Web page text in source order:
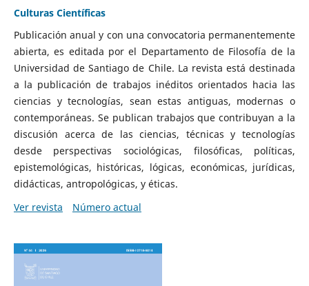
Culturas Científicas
Publicación anual y con una convocatoria permanentemente
abierta, es editada por el Departamento de Filosofía de la
Universidad de Santiago de Chile. La revista está destinada
a la publicación de trabajos inéditos orientados hacia las
ciencias y tecnologías, sean estas antiguas, modernas o
contemporáneas. Se publican trabajos que contribuyan a la
discusión acerca de las ciencias, técnicas y tecnologías
desde perspectivas sociológicas, filosóficas, políticas,
epistemológicas, históricas, lógicas, económicas, jurídicas,
didácticas, antropológicas, y éticas.
Ver revista
Número actual